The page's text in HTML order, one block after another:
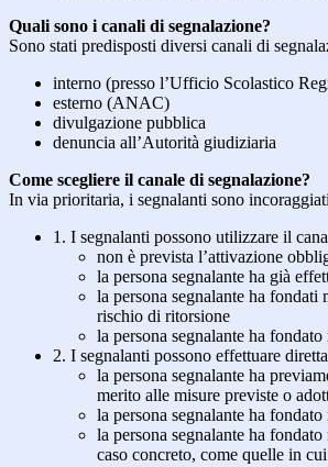
Quali sono i canali di segnalazione?
Sono stati predisposti diversi canali di
interno (presso l’Ufficio Scolastico
esterno (ANAC)
divulgazione pubblica
denuncia all’Autorità giudiziaria
Come scegliere il canale di segnalazione?
In via prioritaria, i segnalanti sono
1. I segnalanti possono utilizzare il
non è prevista l’attivazione
la persona segnalante ha già
la persona segnalante ha fondati
rischio di ritorsione
la persona segnalante ha
2. I segnalanti possono effettuare
la persona segnalante ha
merito alle misure previste o
la persona segnalante ha
la persona segnalante ha
caso concreto, come quelle in